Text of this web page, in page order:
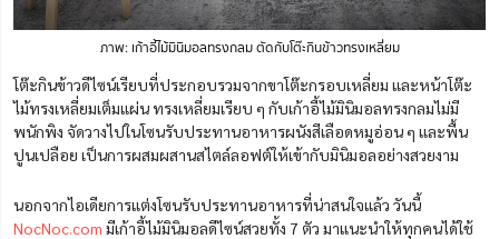
ภาพ: เก้าอี้ไม้มินิมอลทรงกลม ตัดกับโต๊ะกินข้าวทรงเหลี่ยม
โต๊ะกินข้าวดีไซน์เรียบที่ประกอบรวมจากขาโต๊ะกรอบเหลี่ยม และหน้าโต๊ะ
ไม้ทรงเหลี่ยมเต็มแผ่น ทรงเหลี่ยมเรียบ ๆ กับเก้าอี้ไม้มินิมอลทรงกลมไม่มี
พนักพิง จัดวางไปในโซนรับประทานอาหารผนังสีเลือดหมูอ่อน ๆ และพื้น
ปูนเปลือย เป็นการผสมผสานสไตล์ลอฟต์ให้เข้ากับมินิมอลอย่างสวยงาม
นอกจากไอเดียการแต่งโซนรับประทานอาหารที่น่าสนใจแล้ว วันนี้
NocNoc.com มีเก้าอี้ไม้มินิมอลดีไซน์สวยทั้ง 7 ตัว มาแนะนำให้ทุกคนได้ใช้